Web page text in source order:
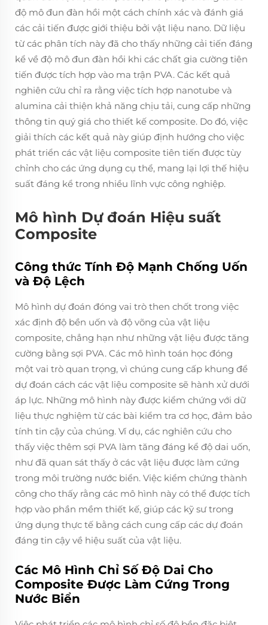
độ mô đun đàn hồi một cách chính xác và đánh giá
các cải tiến được giới thiệu bởi vật liệu nano. Dữ liệu
từ các phân tích này đã cho thấy những cải tiến đáng
kể về độ mô đun đàn hồi khi các chất gia cường tiên
tiến được tích hợp vào ma trận PVA. Các kết quả
nghiên cứu chỉ ra rằng việc tích hợp nanotube và
alumina cải thiện khả năng chịu tải, cung cấp những
thông tin quý giá cho thiết kế composite. Do đó, việc
giải thích các kết quả này giúp định hướng cho việc
phát triển các vật liệu composite tiên tiến được tùy
chỉnh cho các ứng dụng cụ thể, mang lại lợi thế hiệu
suất đáng kể trong nhiều lĩnh vực công nghiệp.
Mô hình Dự đoán Hiệu suất
Composite
Công thức Tính Độ Mạnh Chống Uốn
và Độ Lệch
Mô hình dự đoán đóng vai trò then chốt trong việc
xác định độ bền uốn và độ võng của vật liệu
composite, chẳng hạn như những vật liệu được tăng
cường bằng sợi PVA. Các mô hình toán học đóng
một vai trò quan trọng, vì chúng cung cấp khung để
dự đoán cách các vật liệu composite sẽ hành xử dưới
áp lực. Những mô hình này được kiểm chứng với dữ
liệu thực nghiệm từ các bài kiểm tra cơ học, đảm bảo
tính tin cậy của chúng. Ví dụ, các nghiên cứu cho
thấy việc thêm sợi PVA làm tăng đáng kể độ dai uốn,
như đã quan sát thấy ở các vật liệu được làm cứng
trong môi trường nước biển. Việc kiểm chứng thành
công cho thấy rằng các mô hình này có thể được tích
hợp vào phần mềm thiết kế, giúp các kỹ sư trong
ứng dụng thực tế bằng cách cung cấp các dự đoán
đáng tin cậy về hiệu suất của vật liệu.
Các Mô Hình Chỉ Số Độ Dai Cho
Composite Được Làm Cứng Trong
Nước Biển